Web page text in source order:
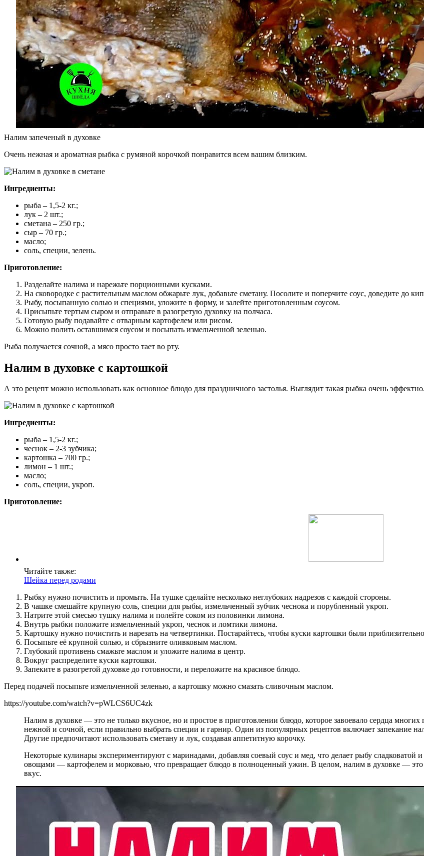
Налим запеченый в духовке
Очень нежная и ароматная рыбка с румяной корочкой понравится всем вашим близким.
Ингредиенты:
рыба – 1,5-2 кг.;
лук – 2 шт.;
сметана – 250 гр.;
сыр – 70 гр.;
масло;
соль, специи, зелень.
Приготовление:
Разделайте налима и нарежьте порционными кусками.
На сковородке с растительным маслом обжарьте лук, добавьте сметану. Посолите и поперчите соус, доведите до
Рыбу, посыпанную солью и специями, уложите в форму, и залейте приготовленным соусом.
Присыпьте тертым сыром и отправьте в разогретую духовку на полчаса.
Готовую рыбу подавайте с отварным картофелем или рисом.
Можно полить оставшимся соусом и посыпать измельченной зеленью.
Рыба получается сочной, а мясо просто тает во рту.
Налим в духовке с картошкой
А это рецепт можно использовать как основное блюдо для праздничного застолья. Выглядит такая рыбка очень эффектно.
Ингредиенты:
рыба – 1,5-2 кг.;
чеснок – 2-3 зубчика;
картошка – 700 гр.;
лимон – 1 шт.;
масло;
соль, специи, укроп.
Приготовление:
Читайте также:
Шейка перед родами
Рыбку нужно почистить и промыть. На тушке сделайте несколько неглубоких надрезов с каждой стороны.
В чашке смешайте крупную соль, специи для рыбы, измельченный зубчик чеснока и порубленный укроп.
Натрите этой смесью тушку налима и полейте соком из половинки лимона.
Внутрь рыбки положите измельченный укроп, чеснок и ломтики лимона.
Картошку нужно почистить и нарезать на четвертинки. Постарайтесь, чтобы куски картошки были
Посыпьте её крупной солью, и сбрызните оливковым маслом.
Глубокий противень смажьте маслом и уложите налима в центр.
Вокруг распределите куски картошки.
Запеките в разогретой духовке до готовности, и переложите на красивое блюдо.
Перед подачей посыпьте измельченной зеленью, а картошку можно смазать сливочным маслом.
https://youtube.com/watch?v=pWLCS6UC4zk
Налим в духовке — это не только вкусное, но и простое в приготовлении блюдо, которое завоевало сердца
нежной и сочной, если правильно выбрать специи и гарнир. Один из популярных рецептов включает запекание
Другие предпочитают использовать сметану и лук, создавая аппетитную корочку.
Некоторые кулинары экспериментируют с маринадами, добавляя соевый соус и мед, что делает рыбу сладковатой
овощами — картофелем и морковью, что превращает блюдо в полноценный ужин. В целом, налим в духовке — это
вкус.